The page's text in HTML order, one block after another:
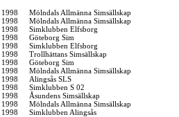
1998
Mölndals Allmänna Simsällskap
1998
Mölndals Allmänna Simsällskap
1998
Simklubben Elfsborg
1998
Göteborg Sim
1998
Simklubben Elfsborg
1998
Trollhättans Simsällskap
1998
Göteborg Sim
1998
Mölndals Allmänna Simsällskap
1998
Alingsås SLS
1998
Simklubben S 02
1998
Åsundens Simsällskap
1998
Mölndals Allmänna Simsällskap
1998
Simklubben Alingsås